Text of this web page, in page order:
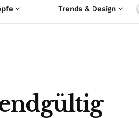
Trends & Design